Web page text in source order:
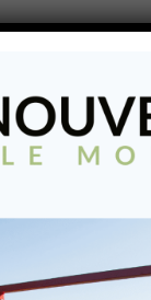
bandes